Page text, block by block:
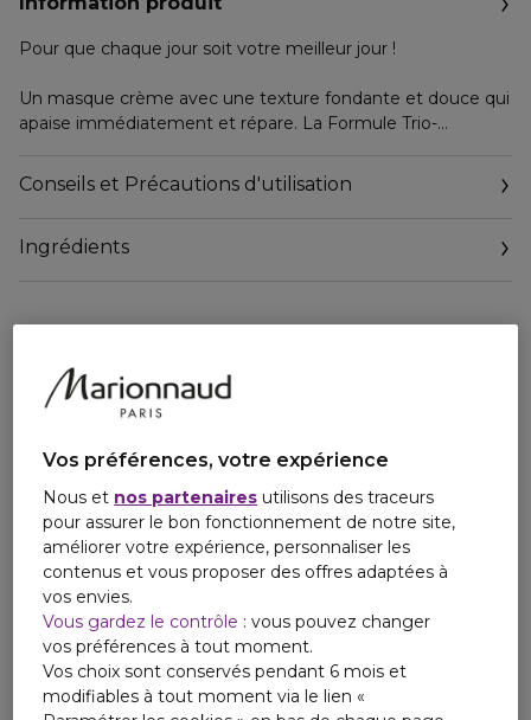
Pour que chaque jour soit votre meilleur jour !
Un masque crème avec une texture fondante et douce qui
apaise immédiatement et répare. La Formule Trio-
cellules souches de feuilles de Framboise aux propriétés
anti-oxydantes, anti-infl ammatoires et protectrices de
calmante. Les huiles naturelles d'Avocat et d'Amande
Résultat* apaisant visible dès la première application !
* Etude clinique menée sous contrôle dermatologique et
ophtalmologique
Quelle est la différence EISENBERG ?
L'équation parfaite entre efficacité, innovation, plaisir
sensoriel, élégance, luxe et intemporalité.
La Formule Trio-Moléculaire, au coeur de tous les soins
EISENBERG, est l'aboutissement de 15 années de R&D.
Trois molécules travaillent en synergie pour offrir une
véritable efficacité en prévention et correction anti-âge.
Cette extraordinaire association complète la sélection
d'ingrédients naturels de tous nos soins ciblés.
Conseils et Précautions d'utilisation
Ingrédients
Vos préférences, votre expérience
Nous et nos partenaires utilisons des traceurs
pour assurer le bon fonctionnement de notre site,
améliorer votre expérience, personnaliser les
contenus et vous proposer des offres adaptées à
vos envies.
Vous gardez le contrôle : vous pouvez changer
vos préférences à tout moment.
Vos choix sont conservés pendant 6 mois et
modifiables à tout moment via le lien «